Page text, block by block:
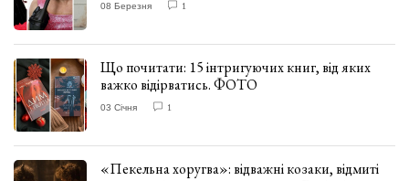
08 Березня 1
Що почитати: 15 інтригуючих книг, від яких
важко відірватись. ФОТО
03 Січня 1
«Пекельна хоругва»: відважні козаки, відмиті